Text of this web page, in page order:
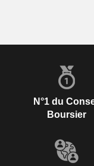
N°1 du
Boursier